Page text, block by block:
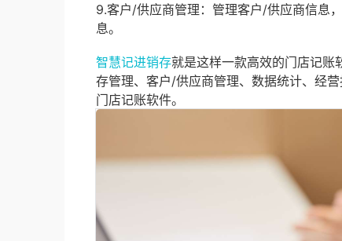
9.客户/供应商管理：管理客户/供应商信息
息。
智慧记进销存就是这样一款高效的门店记账
存管理、客户/供应商管理、数据统计、经
门店记账软件。